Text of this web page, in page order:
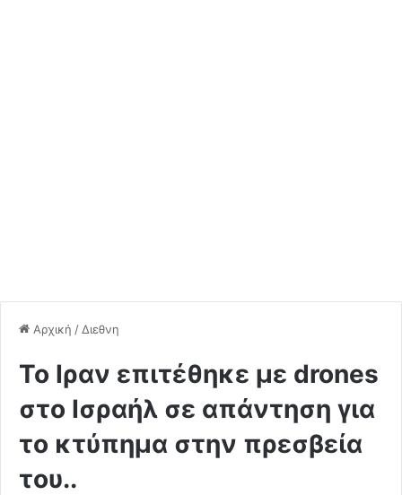
Αρχική / Διεθνη
To Ιραν επιτέθηκε με drones
στο Ισραήλ σε απάντηση για
το κτύπημα στην πρεσβεία
του..